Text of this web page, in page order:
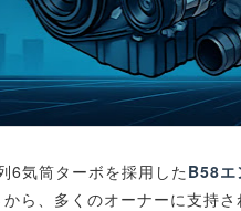
6気筒ターボを採用した B58エ
ら、多くのオーナーに支持さ